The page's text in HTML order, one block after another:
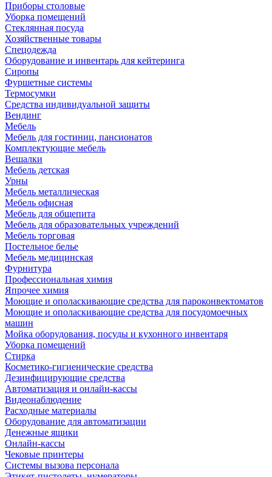
Приборы столовые
Уборка помещений
Стеклянная посуда
Хозяйственные товары
Спецодежда
Оборудование и инвентарь для кейтеринга
Сиропы
Фуршетные системы
Термосумки
Средства индивидуальной защиты
Вендинг
Мебель
Мебель для гостиниц, пансионатов
Комплектующие мебель
Вешалки
Мебель детская
Урны
Мебель металлическая
Мебель офисная
Мебель для общепита
Мебель для образовательных учреждений
Мебель торговая
Постельное белье
Мебель медицинская
Фурнитура
Профессиональная химия
Япрочее химия
Моющие и ополаскивающие средства для пароконвектоматов
Моющие и ополаскивающие средства для посудомоечных
машин
Мойка оборудования, посуды и кухонного инвентаря
Уборка помещений
Стирка
Косметико-гигиенические средства
Дезинфицирующие средства
Автоматизация и онлайн-кассы
Видеонаблюдение
Расходные материалы
Оборудование для автоматизации
Денежные ящики
Онлайн-кассы
Чековые принтеры
Системы вызова персонала